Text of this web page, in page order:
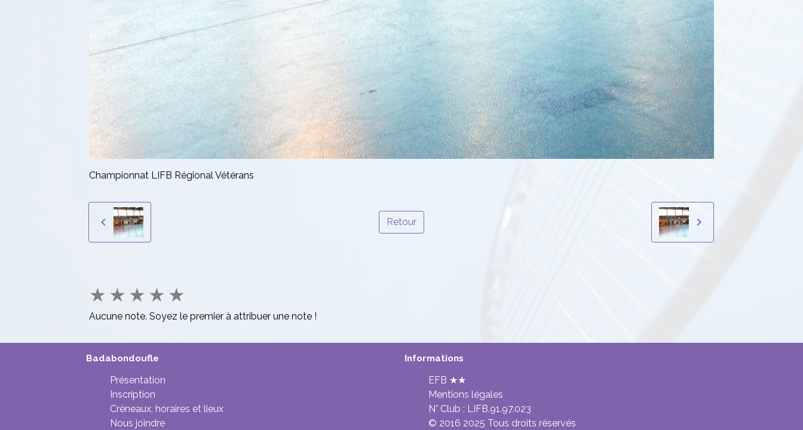
Championnat LIFB Régional Vétérans
Retour
★ ★ ★ ★ ★
Aucune note. Soyez le premier à attribuer une note !
Badabondoufle
Présentation
Inscription
Créneaux, horaires et lieux
Nous joindre
Informations
EFB ★★
Mentions légales
N° Club : LIFB.91.97.023
© 2016 2025 Tous droits réservés